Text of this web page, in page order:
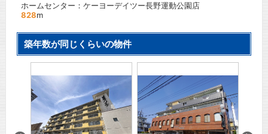
ホームセンター：ケーヨーデイツー長野運動公園店
828m
築年数が同じくらいの物件